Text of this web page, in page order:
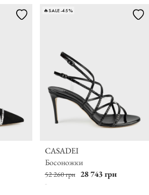
🔥SALE -45%
CASADEI
Босоножки
52 260 грн 28 743 грн